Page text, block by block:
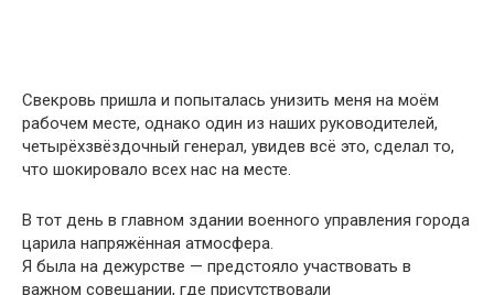
Свекровь пришла и попыталась унизить меня на моём
рабочем месте, однако один из наших руководителей,
четырёхзвёздочный генерал, увидев всё это, сделал то,
что шокировало всех нас на месте.
В тот день в главном здании военного управления города
царила напряжённая атмосфера.
Я была на дежурстве — предстояло участвовать в
важном совещании, где присутствовали